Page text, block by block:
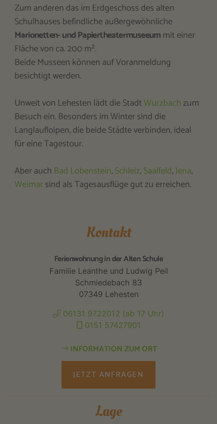
Zum anderen das im Erdgeschoss des alten
Schulhauses befindliche außergewöhnliche
Marionetten- und Papiertheatermuseeummit einer
Fläche von ca. 200 m².
Beide Musseen können auf Voranmeldung
besichtigt werden.
Unweit von Lehesten lädt die StadtWurzbachzum
Besuch ein. Besonders im Winter sind die
Langlaufloipen, die beide Städte verbinden, ideal
für eine Tagestour.
Aber auch Bad Lobenstein,Schleiz,Saalfeld,Jena,
Weimarsind als Tagesausflüge gut zu erreichen.
Kontakt
Ferienwohnung in der Alten Schule
Familie Leanthe und Ludwig Peil
Schmiedebach 83
07349 Lehesten
06131 9722012 (ab 17 Uhr)
0151 57427901
INFORMATION ZUM ORT
JETZT ANFRAGEN
Lage